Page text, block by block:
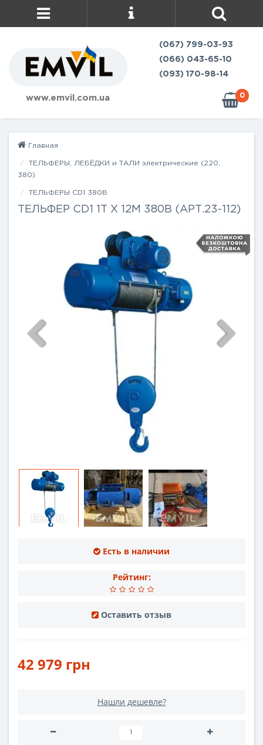
www.emvil.com.ua
(067) 799-03-93
(066) 043-65-10
(093) 170-98-14
0
Главная
ТЕЛЬФЕРЫ, ЛЕБЁДКИ и ТАЛИ электрические (220,
380)
ТЕЛЬФЕРЫ CD1 380В
ТЕЛЬФЕР CD1 1Т Х 12М 380В (АРТ.23-112)
Есть в наличии
Рейтинг:
Оставить отзыв
42 979 грн
Нашли дешевле?